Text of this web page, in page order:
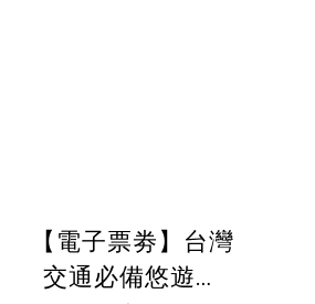
【電子票劵】台灣
交通必備悠遊卡